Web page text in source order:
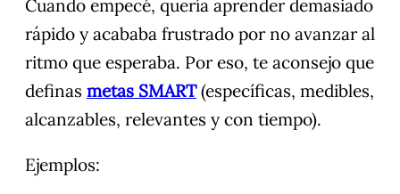
Cuando empecé, quería aprender demasiado
rápido y acababa frustrado por no avanzar al
ritmo que esperaba. Por eso, te aconsejo que
definas metas SMART (específicas, medibles,
alcanzables, relevantes y con tiempo).
Ejemplos: